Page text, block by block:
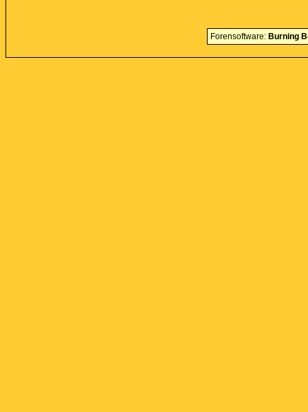
Forensoftware: Burning